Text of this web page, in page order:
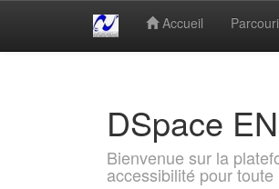
Accueil
DSpace
Bienvenue sur la
accessibilité pour